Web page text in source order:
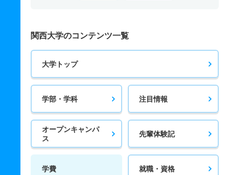
関西大学のコンテンツ一覧
大学トップ
学部・学科 注目情報
オープンキャンパ
ス
先輩体験記
学費 就職・資格